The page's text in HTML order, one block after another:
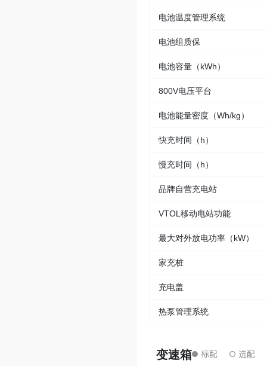
电池温度管理系统
电池组质保
电池容量（kWh）
800V电压平台
电池能量密度（Wh/kg）
快充时间（h）
慢充时间（h）
品牌自营充电站
VTOL移动电站功能
最大对外放电功率（kW）
家充桩
充电盖
热泵管理系统
变速箱